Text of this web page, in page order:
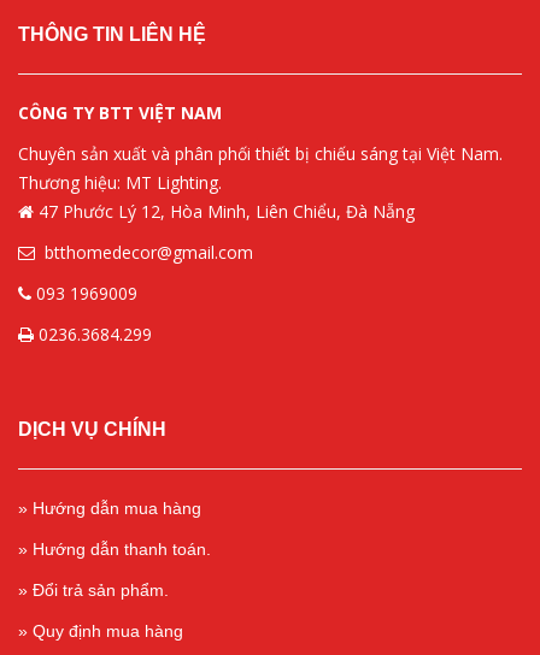
THÔNG TIN LIÊN HỆ
CÔNG TY BTT VIỆT NAM
Chuyên sản xuất và phân phối thiết bị chiếu sáng tại Việt Nam.
Thương hiệu: MT Lighting.
47 Phước Lý 12, Hòa Minh, Liên Chiểu, Đà Nẵng
btthomedecor@gmail.com
093 1969009
0236.3684.299
DỊCH VỤ CHÍNH
» Hướng dẫn mua hàng
» Hướng dẫn thanh toán.
» Đổi trả sản phẩm.
» Quy định mua hàng